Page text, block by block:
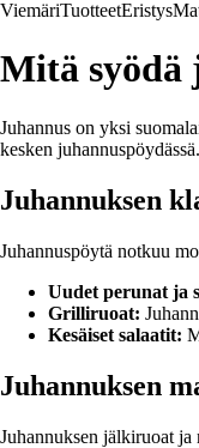
ViemäriTuotteetEristys
Mitä syödä
Juhannus on yksi
kesken
Juhannuksen
Juhannuspöytä notkuu
Uudet perunat ja
Grilliruoat:
Kesäiset salaatit:
Juhannuksen
Juhannuksen jälkiruoat